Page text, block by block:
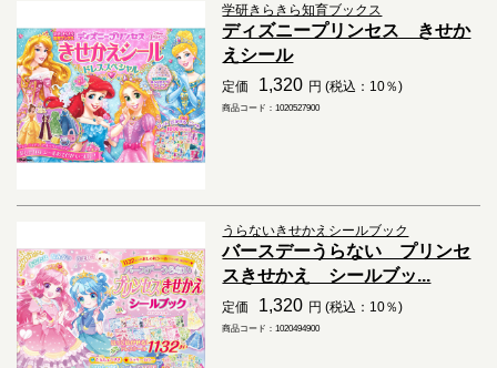
学研きらきら知育ブックス
ディズニープリンセス きせか
えシール
定価 1,320 円 (税込：10％)
商品コード：1020527900
うらないきせかえシールブック
バースデーうらない プリンセ
スきせかえ シールブッ...
定価 1,320 円 (税込：10％)
商品コード：1020494900